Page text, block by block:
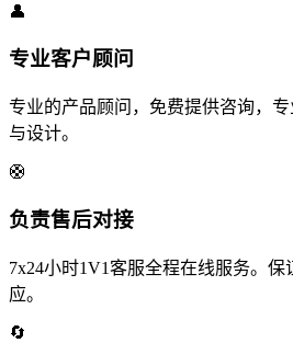
👤
专业客户顾问
专业的产品顾问，免费提供咨询，
与设计。
🛟
负责售后对接
7x24小时1V1客服全程在线服务。
应。
🔄